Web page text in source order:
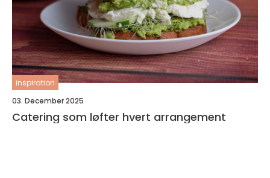
inspiration
03. December 2025
Catering som løfter hvert arrangement